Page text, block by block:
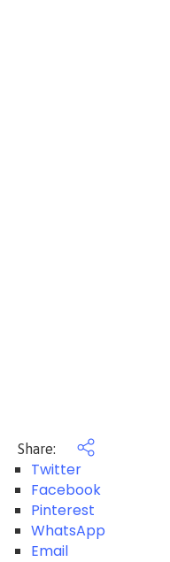
Share:
Twitter
Facebook
Pinterest
WhatsApp
Email